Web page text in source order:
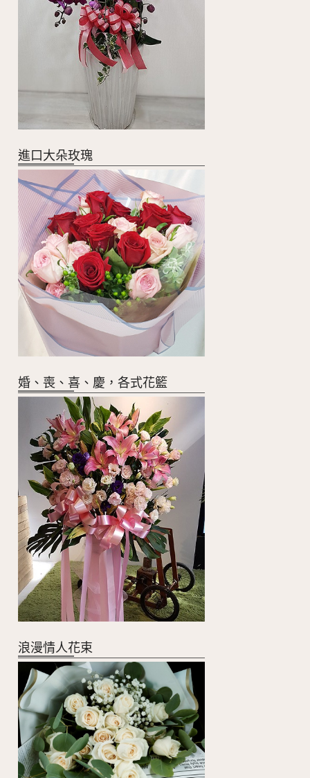
進口大朵玫瑰
婚、喪、喜、慶，各式花籃
浪漫情人花束